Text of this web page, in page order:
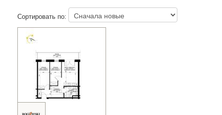
Сортировать по: